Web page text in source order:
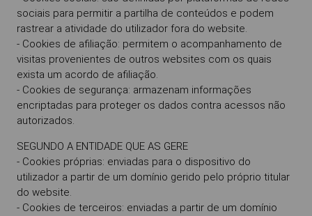
sociais para permitir a partilha de conteúdos e podem
rastrear a atividade do utilizador fora do website.
- Cookies de afiliação: permitem o acompanhamento de
visitas provenientes de outros websites com os quais
exista um acordo de afiliação.
- Cookies de segurança: armazenam informações
encriptadas para proteger os dados contra acessos não
autorizados.
SEGUNDO A ENTIDADE QUE AS GERE
- Cookies próprias: enviadas para o dispositivo do
utilizador a partir de um domínio gerido pelo próprio titular
do website.
- Cookies de terceiros: enviadas a partir de um domínio